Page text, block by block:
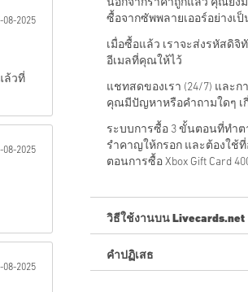
08-2025
ล้วที่
08-2025
08-2025
นอกจากราคาถูกแล้ว คุณยังมั่
ซื้อจากซัพพลายเออร์อย่างเป็
เมื่อซื้อแล้ว เราจะส่งรหัสดิจิทั
อีเมลที่คุณให้ไว้
แชทสดของเรา (24/7) และ
คุณมีปัญหาหรือคำถามใดๆ เกี่ย
ระบบการซื้อ 3 ขั้นตอนที่ทำ
รำคาญให้กรอก และต้องใช้
ตอนการซื้อ Xbox Gift Card
วิธีใช้งานบน Livecards.net
ใหม่กับ Livecards.net ใช่ไห
คำปฏิเสธ